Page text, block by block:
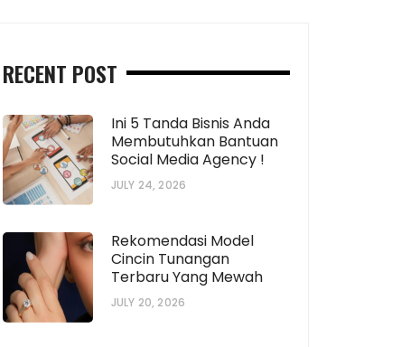
RECENT POST
Ini 5 Tanda Bisnis Anda
Membutuhkan Bantuan
Social Media Agency !
JULY 24, 2026
Rekomendasi Model
Cincin Tunangan
Terbaru Yang Mewah
JULY 20, 2026